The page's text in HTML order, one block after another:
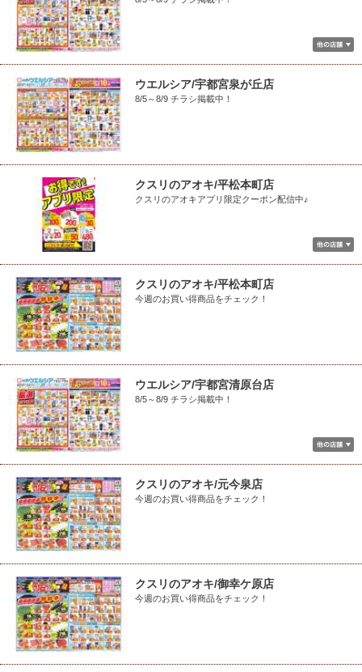
ウエルシア/宇都宮泉が丘店
8/5～8/9 チラシ掲載中！
クスリのアオキ/平松本町店
クスリのアオキアプリ限定クーポン配信中♪
クスリのアオキ/平松本町店
今週のお買い得商品をチェック！
ウエルシア/宇都宮清原台店
8/5～8/9 チラシ掲載中！
クスリのアオキ/元今泉店
今週のお買い得商品をチェック！
クスリのアオキ/御幸ケ原店
今週のお買い得商品をチェック！